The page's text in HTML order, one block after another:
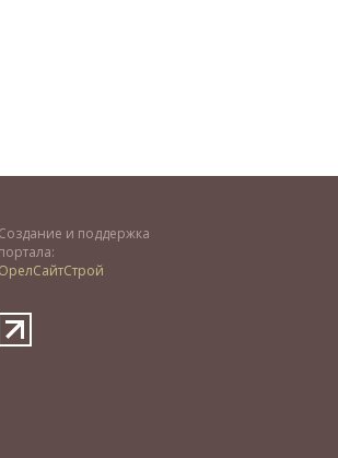
Создание и поддержка
портала:
ОрелСайтСтрой